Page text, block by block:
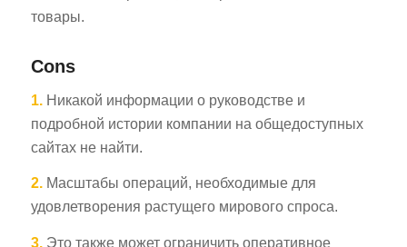
товары.
Cons
1.Никакой информации о руководстве и
подробной истории компании на общедоступных
сайтах не найти.
2.Масштабы операций, необходимые для
удовлетворения растущего мирового спроса.
3.Это также может ограничить оперативное
PT
CS
FI